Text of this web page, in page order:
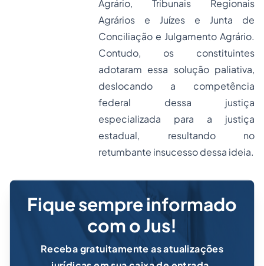
Agrário, Tribunais Regionais
Agrários e Juízes e Junta de
Conciliação e Julgamento Agrário.
Contudo, os constituintes
adotaram essa solução paliativa,
deslocando a competência
federal dessa justiça
especializada para a justiça
estadual, resultando no
retumbante insucesso dessa ideia.
Fique sempre informado
com o Jus!
Receba gratuitamente as atualizações